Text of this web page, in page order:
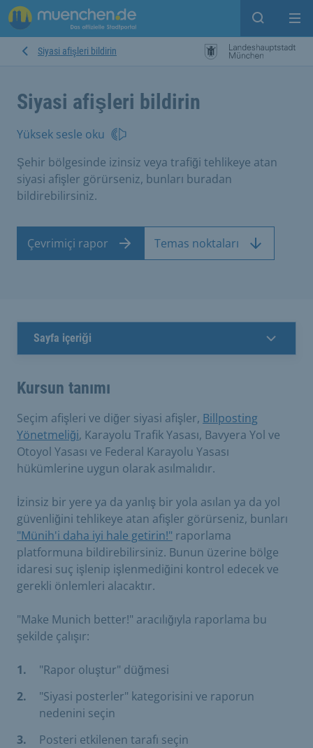
Open
Siyasi afişleri bildirin
Siyasi afişleri bildirin
Yüksek sesle oku
Şehir bölgesinde izinsiz veya trafiği tehlikeye atan
siyasi afişler görürseniz, bunları buradan
bildirebilirsiniz.
Çevrimiçi rapor Temas noktaları
Sayfa içeriği
Kursun tanımı
Seçim afişleri ve diğer siyasi afişler, Billposting
Yönetmeliği, Karayolu Trafik Yasası, Bavyera Yol ve
Otoyol Yasası ve Federal Karayolu Yasası
hükümlerine uygun olarak asılmalıdır.
İzinsiz bir yere ya da yanlış bir yola asılan ya da yol
güvenliğini tehlikeye atan afişler görürseniz, bunları
"Münih'i daha iyi hale getirin!" raporlama
platformuna bildirebilirsiniz. Bunun üzerine bölge
idaresi suç işlenip işlenmediğini kontrol edecek ve
gerekli önlemleri alacaktır.
"Make Munich better!" aracılığıyla raporlama bu
şekilde çalışır:
"Rapor oluştur" düğmesi
"Siyasi posterler" kategorisini ve raporun
nedenini seçin
Posteri etkilenen tarafı seçin